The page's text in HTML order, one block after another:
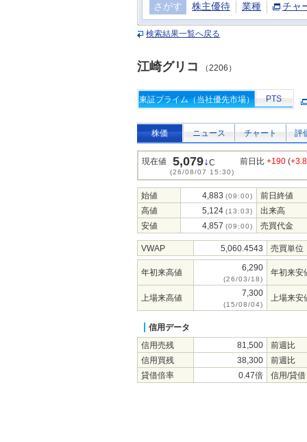
さがす 株主優待 業種 チャ
検索結果一覧へ戻る
江崎グリコ （2206）
東証プライム（当社優先市場） PTS
株価 ニュース チャート 評
現在値 5,079↓C
(26/08/07 15:30)
前日比 +190 (
始値 4,883 (09:00)
前日終値
高値
5,124 (13:03)
出来高
安値
4,857 (09:00) 売買代金
VWAP 5,060.4543 売買単位
年初来高値 6,290
(26/03/18)
年初来安
上場来高値 7,300
(15/08/04)
上場来安
信用データ
信用売残
81,500
前週比
信用買残
38,300
前週比
貸借倍率
0.47倍 信用/貸借